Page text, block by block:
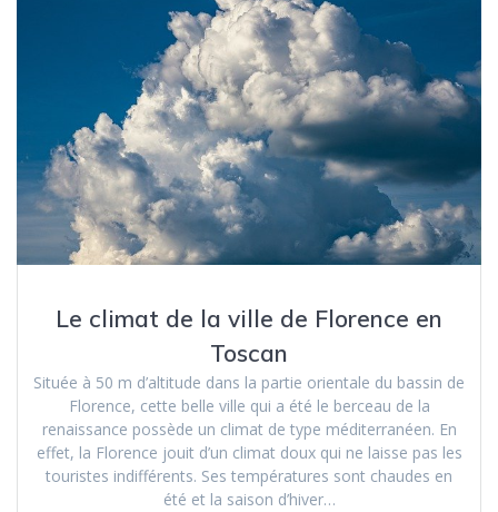
Le climat de la ville de Florence en
Toscan
Située à 50 m d’altitude dans la partie orientale du bassin de
Florence, cette belle ville qui a été le berceau de la
renaissance possède un climat de type méditerranéen. En
effet, la Florence jouit d’un climat doux qui ne laisse pas les
touristes indifférents. Ses températures sont chaudes en
été et la saison d’hiver…